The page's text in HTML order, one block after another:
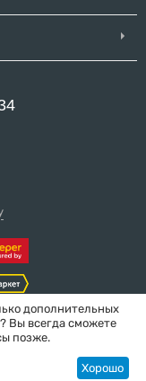
MakeShop.pro
дополнительных
Вы всегда сможете
позже.
Хорошо